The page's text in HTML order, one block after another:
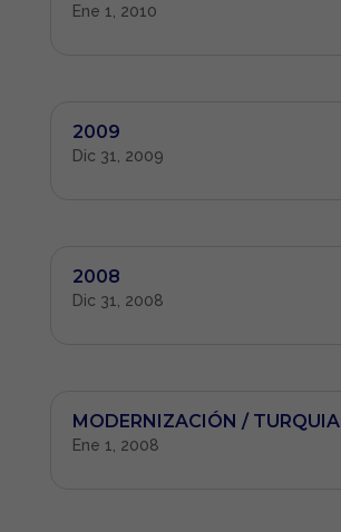
Ene 1, 2010
2009
Dic 31, 2009
2008
Dic 31, 2008
MODERNIZACIÓN / TURQUIA
Ene 1, 2008